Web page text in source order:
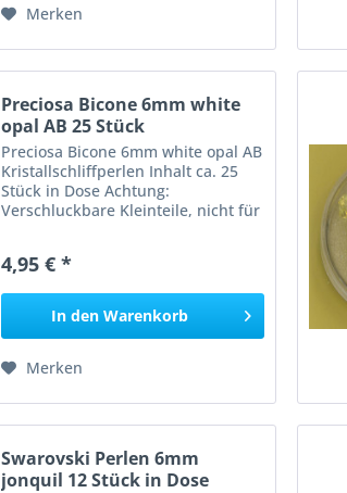
Merken
Preciosa Bicone 6mm white
opal AB 25 Stück
Preciosa Bicone 6mm white opal AB
Kristallschliffperlen Inhalt ca. 25
Stück in Dose Achtung:
Verschluckbare Kleinteile, nicht für
4,95 € *
In den Warenkorb
Merken
Swarovski Perlen 6mm
jonquil 12 Stück in Dose